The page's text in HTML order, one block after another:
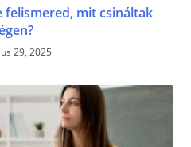
felismered, mit csináltak
29, 2025